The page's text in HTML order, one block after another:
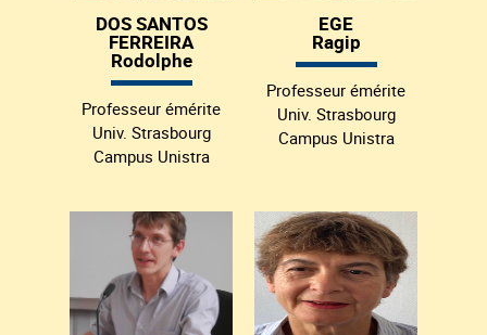
DOS SANTOS
FERREIRA
Rodolphe
Professeur émérite
Univ. Strasbourg
Campus Unistra
EGE
Ragip
Professeur émérite
Univ. Strasbourg
Campus Unistra